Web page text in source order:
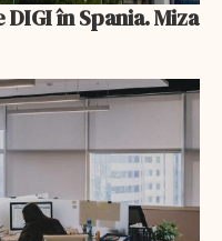
în Spania. Miza